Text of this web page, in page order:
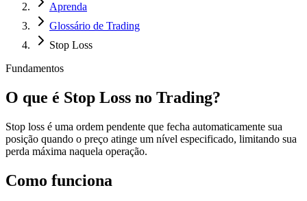
Aprenda
Glossário de Trading
Stop Loss
Fundamentos
O que é Stop Loss no Trading?
Stop loss é uma ordem pendente que fecha automaticamente sua
posição quando o preço atinge um nível especificado, limitando sua
perda máxima naquela operação.
Como funciona